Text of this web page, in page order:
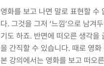
영화를 보고 나면 말로 표현할 수
다. 그것을 그저 ‘느낌’으로 남겨
기도 하죠. 반면에 떠오른 생각을
을 간직할 수 있습니다. 때로 영
본 강의에서는 영화를 보고 떠오